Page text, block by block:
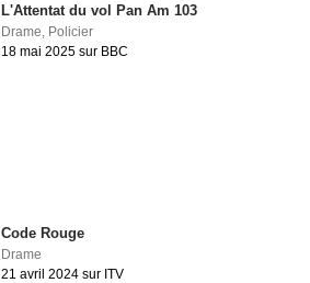
L'Attentat du vol Pan Am 103
Drame Policier
18 mai 2025 sur BBC
Code Rouge
Drame
21 avril 2024 sur ITV